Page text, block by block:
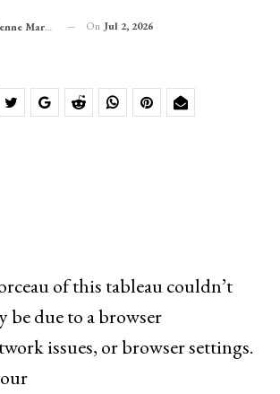
Marechal On Jul 2, 2026
of this tableau couldn’t
be due to a browser
issues, or browser settings.